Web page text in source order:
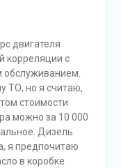
двигателя
корреляции с
обслуживанием.
ТО, но я считаю,
стоимости
можно за 10 000
Дизель
я предпочитаю
в коробке